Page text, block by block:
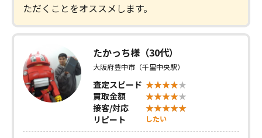
ただくことをオススメします。
たかっち様（30代）
大阪府豊中市（千里中央駅）
査定スピード
買取金額
接客/対応
リピート
したい